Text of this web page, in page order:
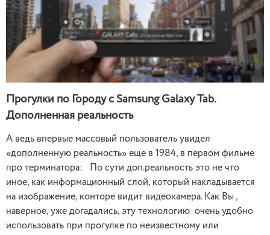
Прогулки по Городу с Samsung Galaxy Tab.
Дополненная реальность
А ведь впервые массовый пользователь увидел
«дополненную реальность» еще в 1984, в первом фильме
про терминатора: По сути доп.реальность это не что
иное, как информационный слой, который накладывается
на изображение, конторе видит видеокамера. Как Вы ,
наверное, уже догадались, эту технологию очень удобно
использовать при прогулке по неизвестному или